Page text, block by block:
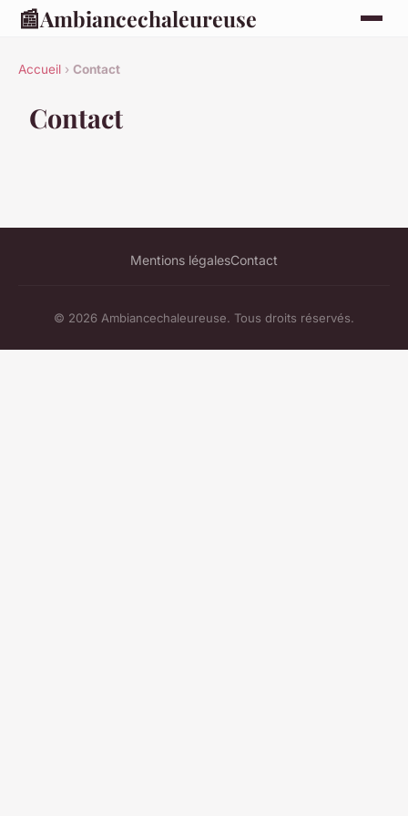
📰Ambiancechaleureuse
Accueil › Contact
Contact
Mentions légalesContact
© 2026 Ambiancechaleureuse. Tous droits réservés.